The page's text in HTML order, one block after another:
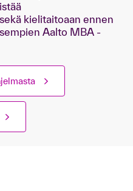
kielitaitoaan ennen
Aalto MBA -